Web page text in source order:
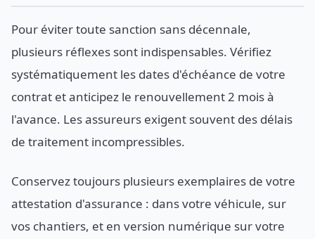
Pour éviter toute sanction sans décennale,
plusieurs réflexes sont indispensables. Vérifiez
systématiquement les dates d'échéance de votre
contrat et anticipez le renouvellement 2 mois à
l'avance. Les assureurs exigent souvent des délais
de traitement incompressibles.
Conservez toujours plusieurs exemplaires de votre
attestation d'assurance : dans votre véhicule, sur
vos chantiers, et en version numérique sur votre